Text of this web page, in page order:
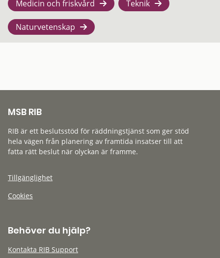
Medicin och friskvård Teknik
Naturvetenskap
MSB RIB
RIB är ett beslutsstöd för räddningstjänst som ger stöd
hela vägen från planering av framtida insatser till att
fatta rätt beslut när olyckan är framme.
Tillgänglighet
Cookies
Behöver du hjälp?
Kontakta RIB Support